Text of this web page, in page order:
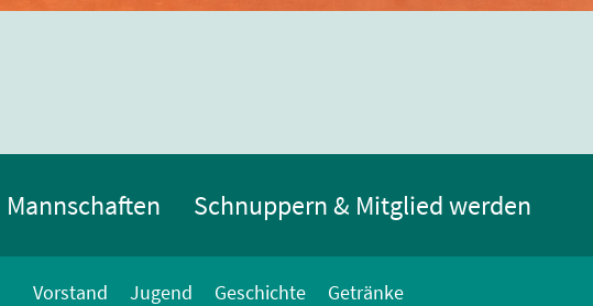
Mannschaften Schnuppern & Mitglied werden
Vorstand Jugend Geschichte Getränke